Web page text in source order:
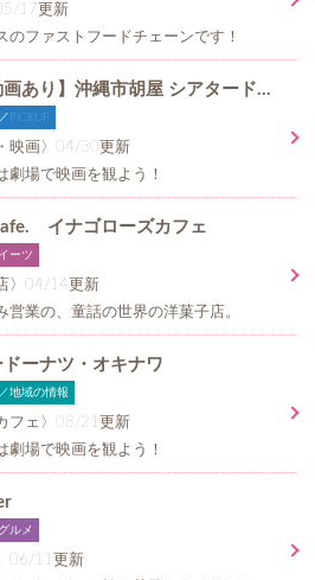
17更新
のファストフードチェーンです！
【予告動画あり】沖縄市胡屋 シアタードーナツのおすすめ映画情報！！
PICKUP
映画〉04/30更新
劇場で映画を観よう！
イナゴローズカフェ
ーツ
〉04/14更新
営業の、童話の世界の洋菓子店。
ーナツ・オキナワ
地域の情報
フェ〉08/21更新
劇場で映画を観よう！
ルメ
06/11更新